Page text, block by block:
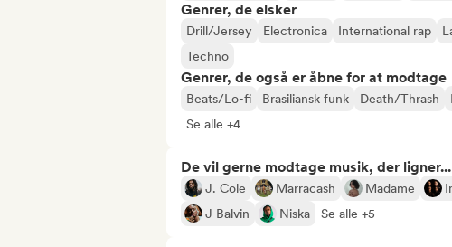
Genrer, de elsker
Drill/Jersey Electronica International rap
Techno
Genrer, de også er åbne for at modtage
Beats/Lo-fi Brasiliansk funk Death/Thrash
Se alle +4
De vil gerne modtage musik, der ligner...
J. Cole Marracash Madame
J Balvin
Niska Se alle +5